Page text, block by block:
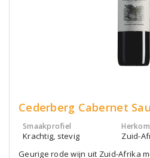
Cederberg Cabernet
Smaakprofiel
Krachtig, stevig
Zuid-
Geurige rode wijn uit Zuid-Afrika